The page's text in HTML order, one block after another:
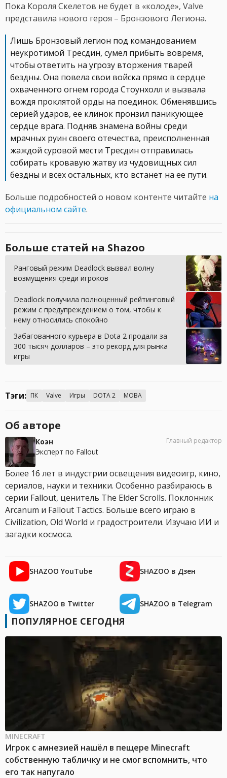
Пока Короля Скелетов не будет в «колоде», Valve
представила нового героя – Бронзового Легиона.
Лишь Бронзовый легион под командованием
неукротимой Тресдин, сумел прибыть вовремя,
чтобы ответить на угрозу вторжения тварей
бездны. Она повела свои войска прямо в сердце
охваченного огнем города Стоунхолл и вызвала
вождя проклятой орды на поединок. Обменявшись
серией ударов, ее клинок пронзил паникующее
сердце врага. Подняв знамена войны среди
мрачных руин своего отечества, преисполненная
жаждой суровой мести Тресдин отправилась
собирать кровавую жатву из чудовищных сил
бездны и всех остальных, кто встанет на ее пути.
Больше подробностей о новом контенте читайте на
официальном сайте.
Больше статей на Shazoo
Ранговый режим Deadlock вызвал волну
возмущения среди игроков
Deadlock получила полноценный рейтинговый
режим с предупреждением о том, чтобы к
нему относились спокойно
Забагованного курьера в Dota 2 продали за
300 тысяч долларов – это рекорд для рынка
игры
Тэги: ПК Valve Игры DOTA 2 MOBA
Об авторе
Коэн
Эксперт по Fallout
Главный редактор
Более 16 лет в индустрии освещения видеоигр, кино,
сериалов, науки и техники. Особенно разбираюсь в
серии Fallout, ценитель The Elder Scrolls. Поклонник
Arcanum и Fallout Tactics. Больше всего играю в
Civilization, Old World и градостроители. Изучаю ИИ и
загадки космоса.
SHAZOO YouTube SHAZOO в Дзен
SHAZOO в Twitter SHAZOO в Telegram
ПОПУЛЯРНОЕ СЕГОДНЯ
MINECRAFT
Игрок с амнезией нашёл в пещере Minecraft
собственную табличку и не смог вспомнить, что
его так напугало